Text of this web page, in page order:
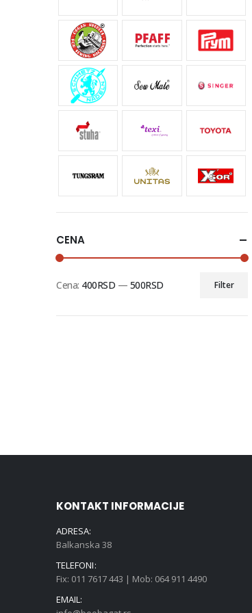
CENA
Filter
Cena: 400RSD — 500RSD
KONTAKT INFORMACIJE
ADRESA:
Balkanska 38
TELEFONI:
Fix: 011 7617 443 | Mob: 064 911 4490
EMAIL: